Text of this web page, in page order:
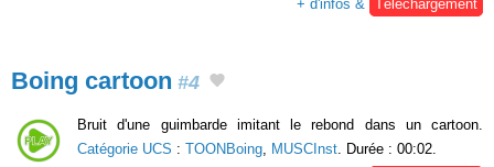
+ d'infos &
Téléchargement
Boing cartoon #4
Bruit d'une guimbarde imitant le rebond dans un cartoon.
Catégorie UCS : TOONBoing, MUSCInst. Durée : 00:02.